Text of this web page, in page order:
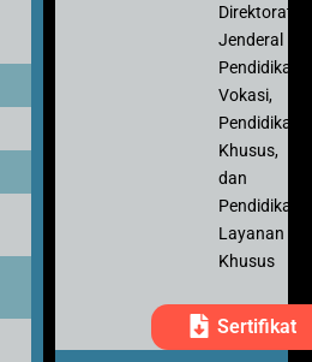
Direktorat
Jenderal
Pendidikan
Vokasi,
Pendidikan
Khusus,
dan
Pendidikan
Layanan
Khusus
Sertifikat